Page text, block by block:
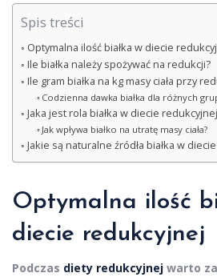
Spis treści
Optymalna ilość białka w diecie
Ile białka należy spożywać na redukcji?
Ile gram białka na kg masy ciała przy
Codzienna dawka białka dla różnych
Jaka jest rola białka w diecie
Jak wpływa białko na utratę masy ciała?
Jakie są naturalne źródła białka w
Optymalna ilość
diecie redukcyjnej
Podczas diety redukcyjnej warto